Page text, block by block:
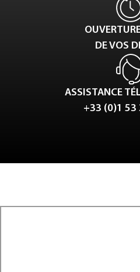
DE VOS
ASSISTANCE
+33 (0)1 53